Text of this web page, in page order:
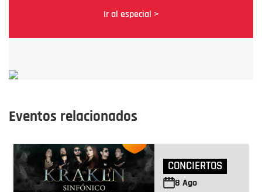
Ir al especial >
Eventos relacionados
CONCIERTOS
8 Ago